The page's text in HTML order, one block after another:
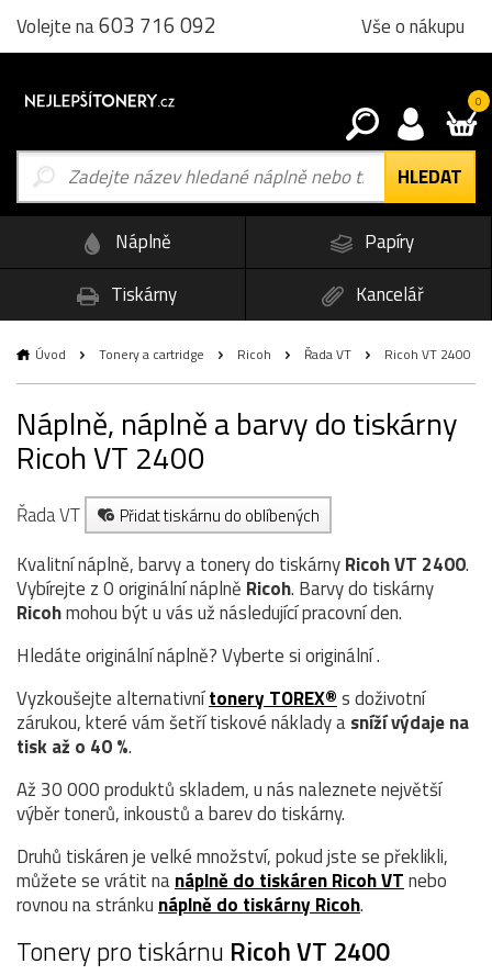
Volejte na603 716 092 Vše o nákupu
0
Náplně
Papíry
Tiskárny
Kancelář
Úvod Tonery a cartridge Ricoh Řada VT Ricoh VT 2400
Náplně, náplně a barvy do tiskárny
Ricoh VT 2400
Řada VT Přidat tiskárnu do oblíbených
Kvalitní náplně, barvy a tonery do tiskárnyRicoh VT 2400.
Vybírejte z 0 originální náplně Ricoh. Barvy do tiskárny
Ricohmohou být u vás už následující pracovní den.
Hledáte originální náplně? Vyberte si originální .
Vyzkoušejte alternativnítonery TOREX®s doživotní
zárukou, které vám šetří tiskové náklady asníží výdaje na
tisk až o 40 %.
Až 30 000 produktů skladem, u nás naleznete největší
výběr tonerů, inkoustů a barev do tiskárny.
Druhů tiskáren je velké množství, pokud jste se překlikli,
můžete se vrátit nanáplně do tiskáren Ricoh VTnebo
rovnou na stránku náplně do tiskárny Ricoh.
Tonery pro tiskárnu Ricoh VT 2400